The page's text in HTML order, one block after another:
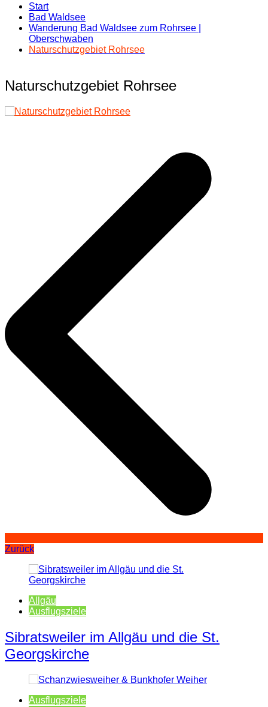
Start
Bad Waldsee
Wanderung Bad Waldsee zum Rohrsee |
Oberschwaben
Naturschutzgebiet Rohrsee
Naturschutzgebiet Rohrsee
Zurück
Allgäu
Ausflugsziele
Sibratsweiler im Allgäu und die St.
Georgskirche
Ausflugsziele